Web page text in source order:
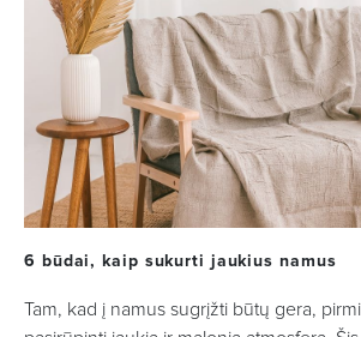
6 būdai, kaip sukurti jaukius namus
Tam, kad į namus sugrįžti būtų gera,